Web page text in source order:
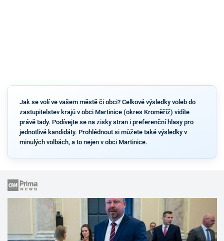
Jak se volí ve vašem městě či obci? Celkové výsledky voleb do
zastupitelstev krajů v obci Martinice (okres Kroměříž) vidíte
právě tady. Podívejte se na zisky stran i preferenční hlasy pro
jednotlivé kandidáty. Prohlédnout si můžete také výsledky v
minulých volbách, a to nejen v obci Martinice.